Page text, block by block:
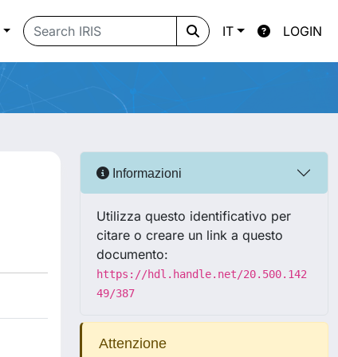
IT LOGIN
Informazioni
Utilizza questo identificativo per
citare o creare un link a questo
documento:
https://hdl.handle.net/20.500.142
49/387
Attenzione